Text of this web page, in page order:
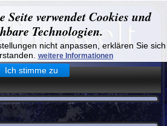
Seite verwendet Cookies und
Technologien.
nicht anpassen, erklären Sie sich
weitere Informationen
Ich stimme zu